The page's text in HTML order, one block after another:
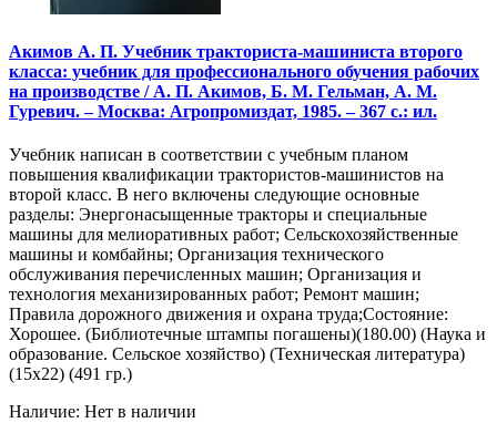
Акимов А. П. Учебник тракториста-машиниста второго
класса: учебник для профессионального обучения рабочих
на производстве / А. П. Акимов, Б. М. Гельман, А. М.
Гуревич. – Москва: Агропромиздат, 1985. – 367 с.: ил.
Учебник написан в соответствии с учебным планом
повышения квалификации трактористов-машинистов на
второй класс. В него включены следующие основные
разделы: Энергонасыщенные тракторы и специальные
машины для мелиоративных работ; Сельскохозяйственные
машины и комбайны; Организация технического
обслуживания перечисленных машин; Организация и
технология механизированных работ; Ремонт машин;
Правила дорожного движения и охрана труда;Состояние:
Хорошее. (Библиотечные штампы погашены)(180.00) (Наука и
образование. Сельское хозяйство) (Техническая литература)
(15х22) (491 гр.)
Наличие: Нет в наличии